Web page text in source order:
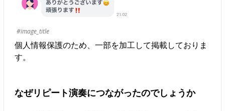
#image_title
個人情報保護のため、一部を加工して掲載しておりま
す。
なぜリピート演奏につながったのでしょうか